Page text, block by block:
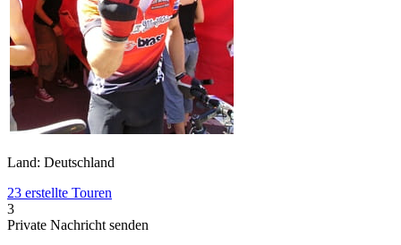
Land: Deutschland
23 erstellte Touren
3
Private Nachricht senden